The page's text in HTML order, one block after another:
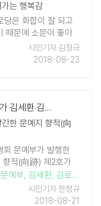
는 행복감
당은 화합이 잘 되고
때문에 소문이 좋아
고 있다. 초복을 시작
인 16일에는 더위를
시민기자 김청극
2018-08-23
수원 출신 독립운동가 김세환‧김로적 선생 행적 드러나
한 문예지 향적(向
문예부가 발행한
적(向跡) 제2호가
한문 혼용이며 가로
. 이 문예지는 국내에
한권은 연세대학교에
예부, 김세환, 김로적
시민기자 한정규
2018-08-21